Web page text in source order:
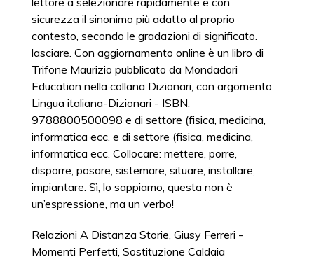
sicurezza il sinonimo più adatto al proprio
contesto, secondo le gradazioni di significato.
lasciare. Con aggiornamento online è un libro di
Trifone Maurizio pubblicato da Mondadori
Education nella collana Dizionari, con argomento
Lingua italiana-Dizionari - ISBN:
9788800500098 e di settore (fisica, medicina,
informatica ecc. e di settore (fisica, medicina,
informatica ecc. Collocare: mettere, porre,
disporre, posare, sistemare, situare, installare,
impiantare. Sì, lo sappiamo, questa non è
un’espressione, ma un verbo!
Relazioni A Distanza Storie, Giusy Ferreri -
Momenti Perfetti, Sostituzione Caldaia